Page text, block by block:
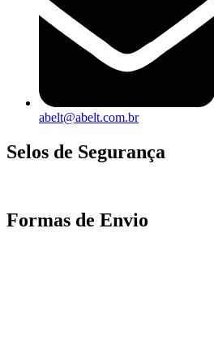
abelt@abelt.com.br
Selos de Segurança
Formas de Envio